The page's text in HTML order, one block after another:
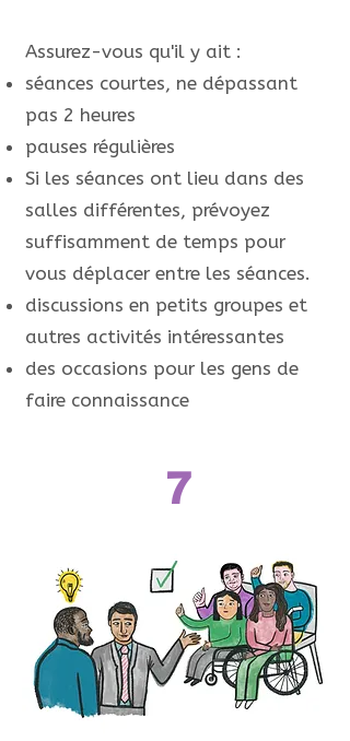
Assurez-vous qu'il y ait :
séances courtes, ne dépassant
pas 2 heures
pauses régulières
Si les séances ont lieu dans des
salles différentes, prévoyez
suffisamment de temps pour
vous déplacer entre les séances.
discussions en petits groupes et
autres activités intéressantes
des occasions pour les gens de
faire connaissance
7